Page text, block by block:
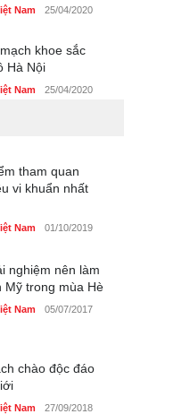
Nam 25/04/2020
khoe sắc
Hà Nội
Nam 25/04/2020
Nam 24/04/2020
ăn đồng quê
Gòn
tham quan
vi khuẩn nhất
Nam 01/10/2019
nghiệm nên làm
Mỹ trong mùa Hè
Nam 05/07/2017
chào độc đáo
Nam 27/09/2018